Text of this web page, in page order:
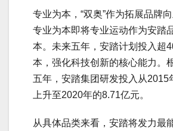
专业为本，“双奥”作为拓展品牌
专业为本即将专业运动作为安踏
本。未来五年，安踏计划投入超
本，强化科技创新的核心能力。
五年，安踏集团研发投入从2015
上升至2020年的8.71亿元。
从具体品类来看，安踏将发力最